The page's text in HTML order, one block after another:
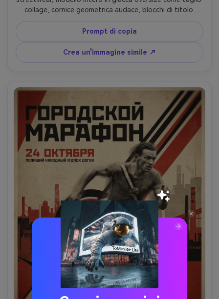
collage, cornice geometrica audace, blocchi di titolo
diagonali, tavolozza rossa e nera limitata, ombreggiatura
a mezzo tono ad alto contrasto, sanguinamento di
inchiostro per serigrafia, segnaposto tipografia per data
di caduta e URL, composizione pulita ma aggressiva,
obiettivo da 85 mm, profondità di campo bassa, morbida
Prompt di copia
Crea un'immagine simile ↗